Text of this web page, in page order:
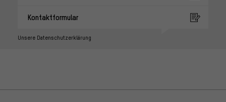
Kontaktformular
Unsere Datenschutzerklärung